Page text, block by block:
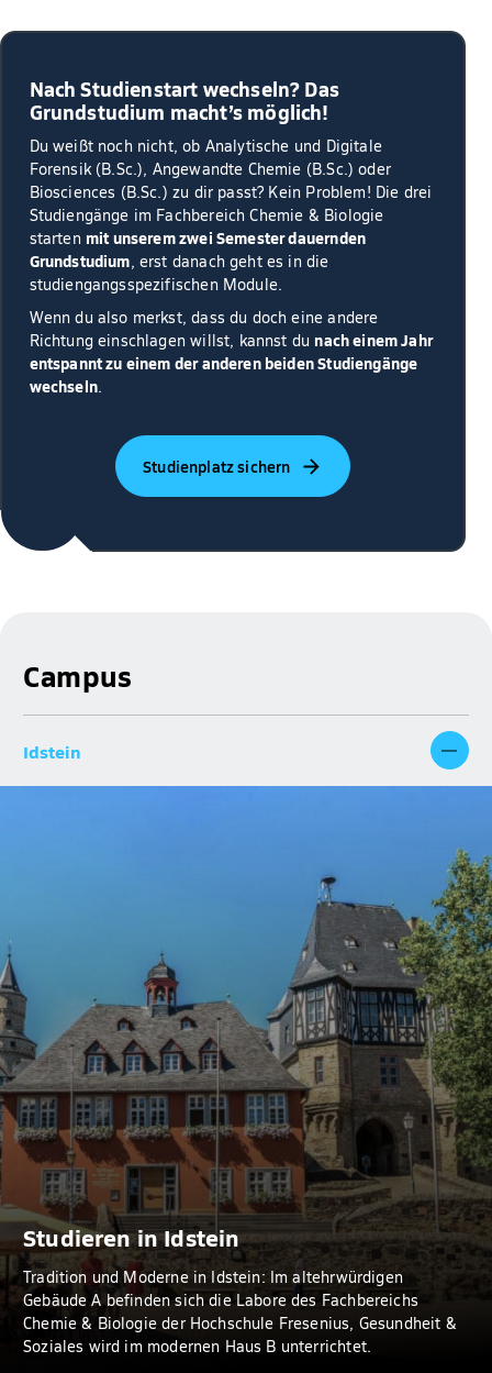
Nach Studienstart wechseln? Das
Grundstudium macht’s möglich!
Du weißt noch nicht, ob Analytische und Digitale
Forensik (B.Sc.), Angewandte Chemie (B.Sc.) oder
Biosciences (B.Sc.) zu dir passt? Kein Problem! Die drei
Studiengänge im Fachbereich Chemie & Biologie
starten mit unserem zwei Semester dauernden
Grundstudium, erst danach geht es in die
studiengangsspezifischen Module.
Wenn du also merkst, dass du doch eine andere
Richtung einschlagen willst, kannst du nach einem Jahr
entspannt zu einem der anderen beiden Studiengänge
wechseln.
Studienplatz sichern
Campus
Idstein
Studieren in Idstein
Tradition und Moderne in Idstein: Im altehrwürdigen
Gebäude A befinden sich die Labore des Fachbereichs
Chemie & Biologie der Hochschule Fresenius, Gesundheit &
Soziales wird im modernen Haus B unterrichtet.